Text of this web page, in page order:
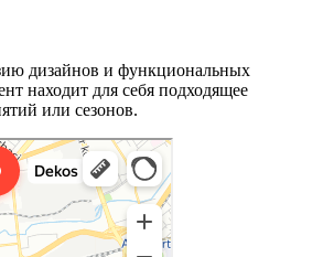
дизайнов и функциональных
находит для себя подходящее
или сезонов.